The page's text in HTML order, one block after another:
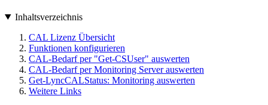
Inhaltsverzeichnis
CAL Lizenz Übersicht
Funktionen konfigurieren
CAL-Bedarf per "Get-CSUser" auswerten
CAL-Bedarf per Monitoring Server auswerten
Get-LyncCALStatus: Monitoring auswerten
Weitere Links